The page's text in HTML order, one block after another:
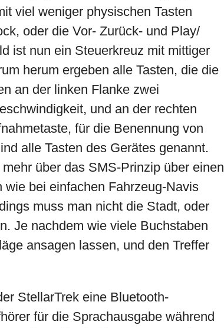
viel weniger physischen Tasten
oder die Vor- Zurück- und Play/
ist nun ein Steuerkreuz mit mittiger
herum ergeben alle Tasten, die die
an der linken Flanke zwei
und an der rechten
für die Benennung von
alle Tasten des Gerätes genannt.
über das SMS-Prinzip über einen
bei einfachen Fahrzeug-Navis
muss man nicht die Stadt, oder
Je nachdem wie viele Buchstaben
ansagen lassen, und den Treffer
StellarTrek eine Bluetooth-
für die Sprachausgabe während